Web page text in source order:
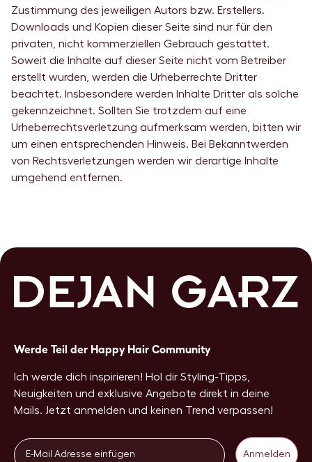
Zustimmung des jeweiligen Autors bzw. Erstellers.
Downloads und Kopien dieser Seite sind nur für den
privaten, nicht kommerziellen Gebrauch gestattet.
Soweit die Inhalte auf dieser Seite nicht vom Betreiber
erstellt wurden, werden die Urheberrechte Dritter
beachtet. Insbesondere werden Inhalte Dritter als solche
gekennzeichnet. Sollten Sie trotzdem auf eine
Urheberrechtsverletzung aufmerksam werden, bitten wir
um einen entsprechenden Hinweis. Bei Bekanntwerden
von Rechtsverletzungen werden wir derartige Inhalte
umgehend entfernen.
Werde Teil der Happy Hair Community
Ich werde dich inspirieren! Hol dir Styling-Tipps,
Neuigkeiten und exklusive Angebote direkt in deine
Mails. Jetzt anmelden und keinen Trend verpassen!
Email
Anmelden